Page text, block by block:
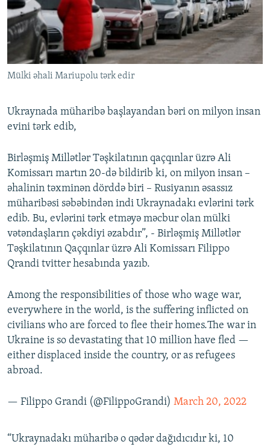
Mülki əhali Mariupolu tərk edir
Ukraynada müharibə başlayandan bəri on milyon insan
evini tərk edib,
Birləşmiş Millətlər Təşkilatının qaçqınlar üzrə Ali
Komissarı martın 20-də bildirib ki, on milyon insan –
əhalinin təxminən dörddə biri – Rusiyanın əsassız
müharibəsi səbəbindən indi Ukraynadakı evlərini tərk
edib. Bu, evlərini tərk etməyə məcbur olan mülki
vətəndaşların çəkdiyi əzabdır”, - Birləşmiş Millətlər
Təşkilatının Qaçqınlar üzrə Ali Komissarı Filippo
Qrandi tvitter hesabında yazıb.
Among the responsibilities of those who wage war,
everywhere in the world, is the suffering inflicted on
civilians who are forced to flee their homes.The war in
Ukraine is so devastating that 10 million have fled —
either displaced inside the country, or as refugees
abroad.
— Filippo Grandi (@FilippoGrandi) March 20, 2022
“Ukraynadakı müharibə o qədər dağıdıcıdır ki, 10